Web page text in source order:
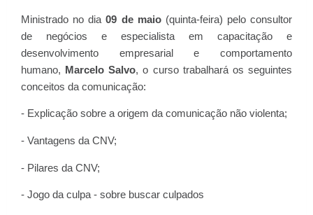
Ministrado no dia09 de maio(quinta-feira) pelo consultor
de negócios e especialista em capacitação e
desenvolvimento empresarial e comportamento
humano,
Marcelo Salvo, o curso trabalhará os seguintes
conceitos da comunicação:
- Explicação sobre a origem da comunicação não violenta;
- Vantagens da CNV;
- Pilares da CNV;
- Jogo da culpa - sobre buscar culpados